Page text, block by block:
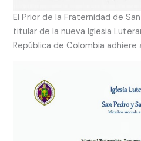
El Prior de la Fraternidad de
titular de la nueva Iglesia
República de Colombia adhiere